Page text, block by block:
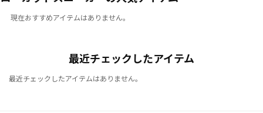
現在おすすめアイテムはありません。
最近チェックしたアイテム
最近チェックしたアイテムはありません。